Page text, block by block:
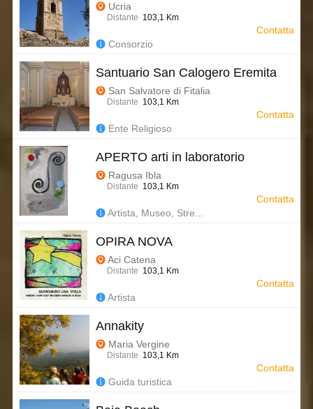
Ucria
Distante 103,1 Km
Consorzio
Contatta
Santuario San Calogero Eremita
San Salvatore di Fitalia
Distante 103,1 Km
Ente Religioso
Contatta
APERTO arti in laboratorio
Ragusa Ibla
Distante 103,1 Km
Artista, Museo, Stre...
Contatta
OPIRA NOVA
Aci Catena
Distante 103,1 Km
Artista
Contatta
Annakity
Maria Vergine
Distante 103,1 Km
Guida turistica
Contatta